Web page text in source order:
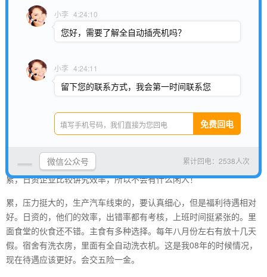
还可以的，金亭汽车线束(苏州)有限公司成立于1997年3月, 坐落于苏
州市吴江汾湖工业园区，占地面积34000 平方米，员工总人数约3000
海市高新技术企业。
是个不错的公司。金亭汽车线束(苏州)有限公司坐落于苏州市吴江汾
湖工业园区,专业生产新能源汽车线束。几年来企业获得荣誉很多。
答案是不累，日本人开的，公司规模挺大的，待遇相对其它公司来主
是算好的了。但一般来说都是熟人介绍进去的，自己进的话比较难
进。里面是做汽车线束的，有自己的独立宿舍，厂子也不是那种超大
的工厂，在相城区黄埭镇，在那块地方还算待遇不错的吧，但是比较
累，日资企业比较讲究效率，所以不会有什么闲人！
累，压力挺大的，生产汽车线束的，要认真细心，但是福利待遇相对
好。日资的，他们的效率，出错率都有考核，上班时间挺紧张的。里
面食堂的伙食还不错。主食有多种选择。每年八月份左右有放十几天
假。宿舍有洗衣房，里面有全自动洗衣机。这是我08年的时候情况，
现在待遇应该更好。会交五险一金。
小李 4:24:10
您好，需要了解全自动插壳机吗？
小李 4:24:11
留下您的联系方式，我会第一时间联系您
累计回电：2538人次
微信公众号